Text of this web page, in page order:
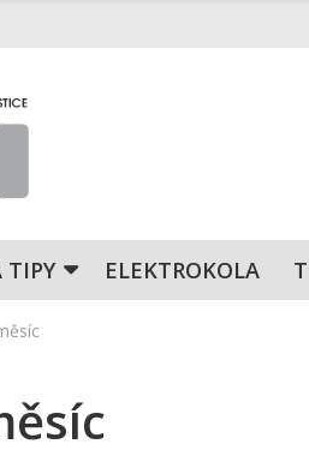
TIPY ELEKTROKOLA